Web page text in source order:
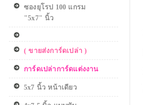
ซองยุโรป 100 แกรม
"5x7" นิ้ว
( ขายส่งการ์ดเปล่า )
การ์ดเปล่าการ์ดแต่งงาน
5x7 นิ้ว หน้าเดียว